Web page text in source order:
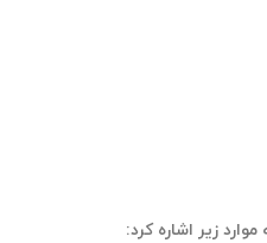
زیر اشاره کرد: